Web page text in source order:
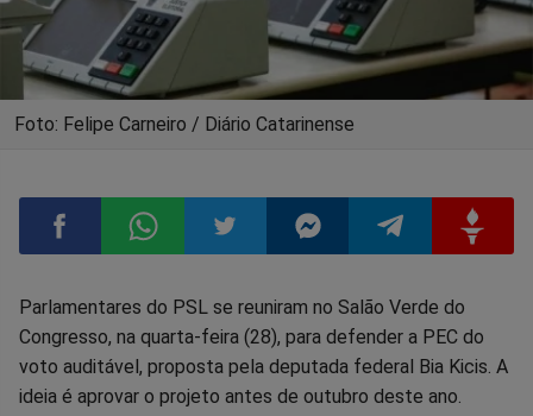
Foto: Felipe Carneiro / Diário Catarinense
Compartilhar
no
Compartilhar
no
Compartilhar
no
Compartilhar
no
Compartilhar
no
no
Parlamentares do PSL se reuniram no Salão Verde do
Congresso, na quarta-feira (28), para defender a PEC do
voto auditável, proposta pela deputada federal Bia Kicis. A
ideia é aprovar o projeto antes de outubro deste ano.